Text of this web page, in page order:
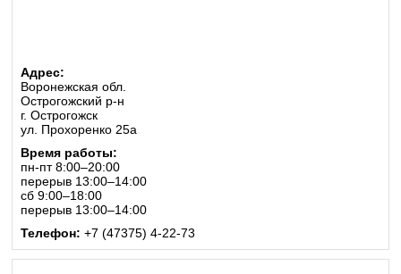
Адрес:
Воронежская обл.
Острогожский р-н
г. Острогожск
ул. Прохоренко 25а
Время работы:
пн-пт 8:00–20:00
перерыв 13:00–14:00
сб 9:00–18:00
перерыв 13:00–14:00
Телефон: +7 (47375) 4-22-73